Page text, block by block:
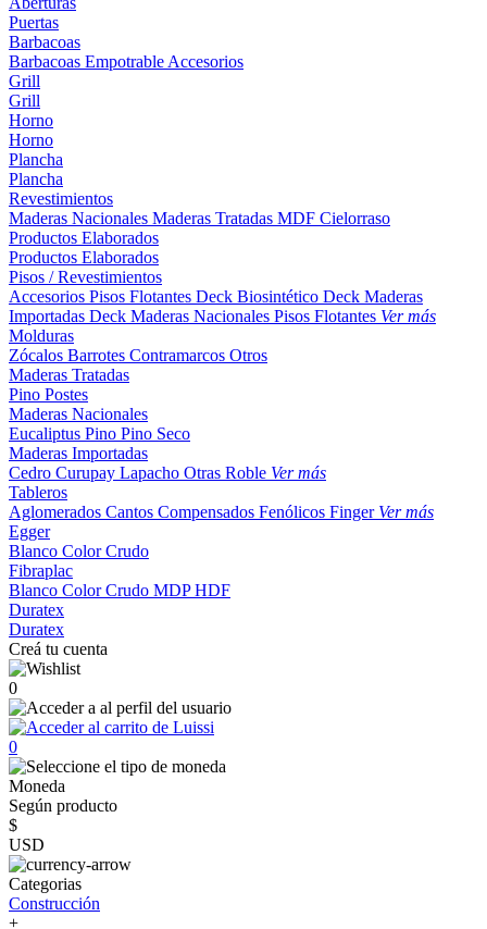
Puertas
Barbacoas
Barbacoas Empotrable Accesorios
Grill
Grill
Horno
Horno
Plancha
Plancha
Revestimientos
Maderas Nacionales Maderas Tratadas MDF Cielorraso
Productos Elaborados
Productos Elaborados
Pisos / Revestimientos
Accesorios Pisos Flotantes Deck Biosintético Deck Maderas
Importadas Deck Maderas Nacionales Pisos Flotantes Ver más
Molduras
Zócalos Barrotes Contramarcos Otros
Maderas Tratadas
Pino Postes
Maderas Nacionales
Eucaliptus Pino Pino Seco
Maderas Importadas
Cedro Curupay Lapacho Otras Roble Ver más
Tableros
Aglomerados Cantos Compensados Fenólicos Finger Ver más
Egger
Blanco ColorCrudo
Fibraplac
Blanco ColorCrudo MDPHDF
Duratex
Duratex
Creá tu cuenta
0
0
Moneda
Según producto
$
USD
Categorias
Construcción
+